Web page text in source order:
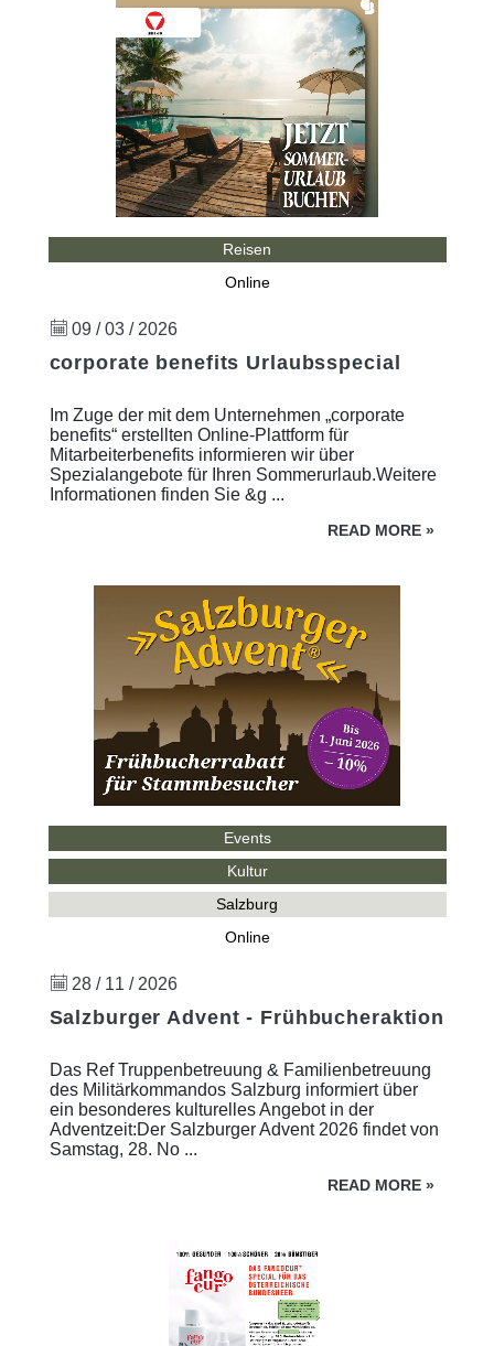
Reisen
Online
09 / 03 / 2026
corporate benefits Urlaubsspecial
Im Zuge der mit dem Unternehmen „corporate
benefits“ erstellten Online-Plattform für
Mitarbeiterbenefits informieren wir über
Spezialangebote für Ihren Sommerurlaub.Weitere
Informationen finden Sie &g ...
READ MORE »
Events
Kultur
Salzburg
Online
28 / 11 / 2026
Salzburger Advent - Frühbucheraktion
Das Ref Truppenbetreuung & Familienbetreuung
des Militärkommandos Salzburg informiert über
ein besonderes kulturelles Angebot in der
Adventzeit:Der Salzburger Advent 2026 findet von
Samstag, 28. No ...
READ MORE »